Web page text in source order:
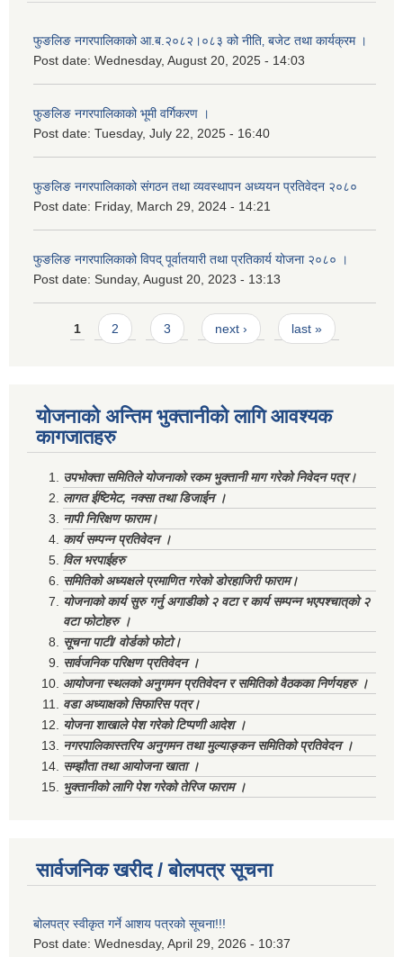
फुङलिङ नगरपालिकाको आ.ब.२०८२।०८३ को नीति‚ बजेट तथा कार्यक्रम ।
Post date: Wednesday, August 20, 2025 - 14:03
फुङलिङ नगरपालिकाको भूमी वर्गिकरण ।
Post date: Tuesday, July 22, 2025 - 16:40
फुङलिङ नगरपालिकाको संगठन तथा व्यवस्थापन अध्ययन प्रतिवेदन २०८०
Post date: Friday, March 29, 2024 - 14:21
फुङलिङ नगरपालिकाको विपद् पूर्वातयारी तथा प्रतिकार्य योजना २०८० ।
Post date: Sunday, August 20, 2023 - 13:13
Pages
1 2 3 next › last »
योजनाको अन्तिम भुक्तानीको लागि आवश्यक
कागजातहरु
उपभोक्ता समितिले योजनाको रकम भुक्तानी माग गरेको निवेदन पत्र।
लागत ईष्टिमेट, नक्सा तथा डिजाईन ।
नापी निरिक्षण फाराम।
कार्य सम्पन्न प्रतिवेदन ।
विल भरपाईहरु
समितिको अध्यक्षले प्रमाणित गरेको डोरहाजिरी फाराम।
योजनाको कार्य सुरु गर्नु अगाडीको २ वटा र कार्य सम्पन्न भएपश्चात्‌को २
वटा फोटोहरु ।
सूचना पाटी/ वोर्डको फोटो।
सार्वजनिक परिक्षण प्रतिवेदन ।
आयोजना स्थलको अनुगमन प्रतिवेदन र समितिको वैठकका निर्णयहरु ।
वडा अध्याक्षको सिफारिस पत्र।
योजना शाखाले पेश गरेको टिप्पणी आदेश ।
नगरपालिकास्तरिय अनुगमन तथा मुल्याङ्कन समितिको प्रतिवेदन ।
सम्झौता तथा आयोजना खाता ।
भुक्तानीको लागि पेश गरेको तेरिज फाराम ।
सार्वजनिक खरीद / बोलपत्र सूचना
बोलपत्र स्वीकृत गर्ने आशय पत्रको सूचना!!!
Post date: Wednesday, April 29, 2026 - 10:37